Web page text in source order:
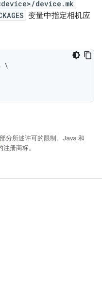
device.mk
变量中指定相机应
\
部分所述许可的限制。Java 和
册商标。